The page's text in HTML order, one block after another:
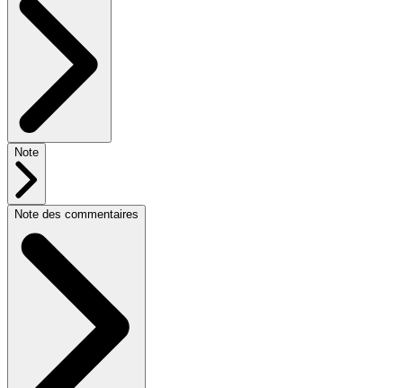
Note
Note des commentaires